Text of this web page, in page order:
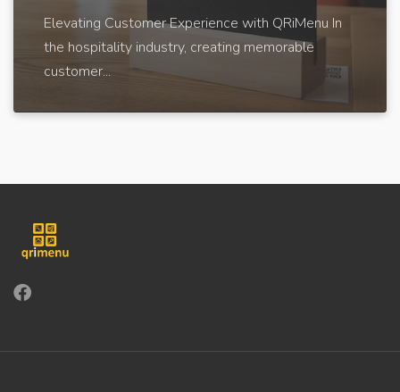
Elevating Customer Experience with QRiMenu In
the hospitality industry, creating memorable
customer...